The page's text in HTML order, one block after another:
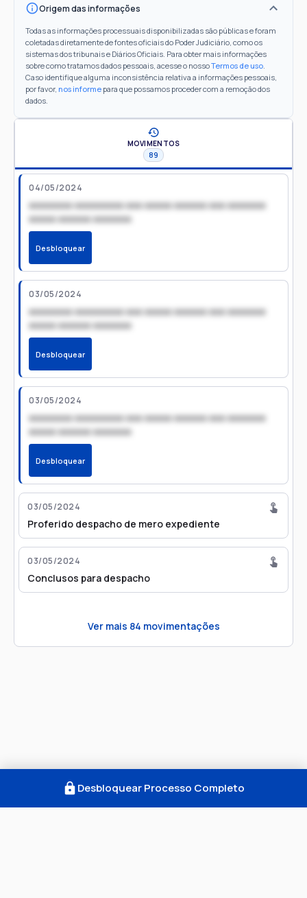
Origem das informações
Todas as informações processuais disponibilizadas são públicas e foram
coletadas diretamente de fontes oficiais do Poder Judiciário, como os
sistemas dos tribunais e Diários Oficiais. Para obter mais informações
sobre como tratamos dados pessoais, acesse o nossoTermos de uso.
Caso identifique alguma inconsistência relativa a informações pessoais,
por favor, nos informe para que possamos proceder com a remoção dos
dados.
MOVIMENTOS
89
04/05/2024
xxxxxxxx xxxxxxxxx xxx xxxxx xxxxxx xxx xxxxxxx
xxxxx xxxxxx xxxxxxx
Desbloquear
03/05/2024
xxxxxxxx xxxxxxxxx xxx xxxxx xxxxxx xxx xxxxxxx
xxxxx xxxxxx xxxxxxx
Desbloquear
03/05/2024
xxxxxxxx xxxxxxxxx xxx xxxxx xxxxxx xxx xxxxxxx
xxxxx xxxxxx xxxxxxx
Desbloquear
03/05/2024
Proferido despacho de mero expediente
03/05/2024
Conclusos para despacho
Ver mais 84 movimentações
Desbloquear Processo Completo